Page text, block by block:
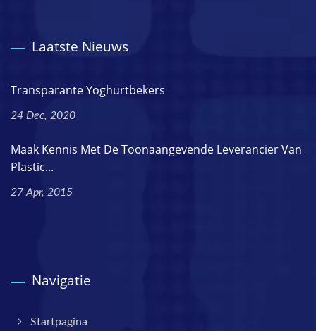
Laatste Nieuws
Transparante Yoghurtbekers
24 Dec, 2020
Maak Kennis Met De Toonaangevende Leverancier Van
Plastic...
27 Apr, 2015
Navigatie
Startpagina